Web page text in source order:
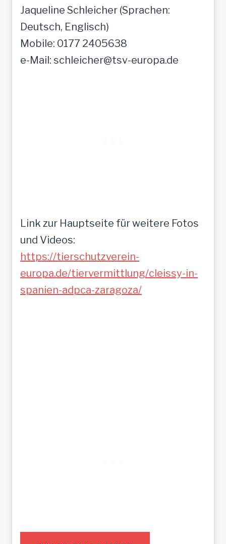
Jaqueline Schleicher (Sprachen:
Deutsch, Englisch)
Mobile: 0177 2405638
e-Mail: schleicher@tsv-europa.de
Link zur Hauptseite für weitere Fotos
und Videos:
https://tierschutzverein-
europa.de/tiervermittlung/cleissy-in-
spanien-adpca-zaragoza/